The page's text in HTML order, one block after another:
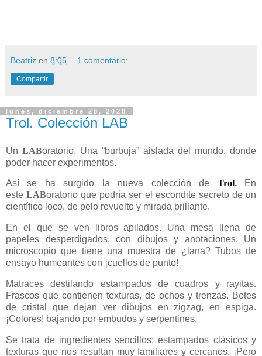
Beatriz en 8:05 1 comentario:
Compartir
lunes, diciembre 28, 2020
Trol. Colección LAB
Un LABoratorio. Una “burbuja” aislada del mundo, donde
poder hacer experimentos.
Así se ha surgido la nueva colección de Trol.
En
esteLABoratorio que podría ser el escondite secreto de un
científico loco, de pelo revuelto y mirada brillante.
En el que se ven libros apilados. Una mesa llena de
papeles desperdigados, con dibujos y anotaciones. Un
microscopio que tiene una muestra de ¿lana? Tubos de
ensayo humeantes con ¡cuellos de punto!
Matraces destilando estampados de cuadros y rayitas.
Frascos que contienen texturas, de ochos y trenzas. Botes
de cristal que dejan ver dibujos en zigzag, en espiga.
¡Colores! bajando por embudos y serpentines. ​
Se trata de ingredientes sencillos: estampados clásicos y
texturas que nos resultan muy familiares y cercanos. ¡Pero